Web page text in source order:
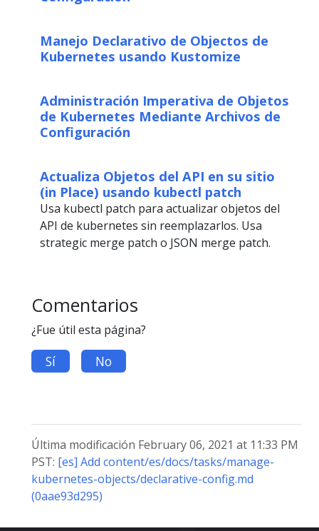
Manejo Declarativo de Objectos de
Kubernetes usando Kustomize
Administración Imperativa de Objetos
de Kubernetes Mediante Archivos de
Configuración
Actualiza Objetos del API en su sitio
(in Place) usando kubectl patch
Usa kubectl patch para actualizar objetos del
API de kubernetes sin reemplazarlos. Usa
strategic merge patch o JSON merge patch.
Comentarios
¿Fue útil esta página?
Sí No
Última modificación February 06, 2021 at 11:33 PM
PST: [es] Add content/es/docs/tasks/manage-
kubernetes-objects/declarative-config.md
(0aae93d295)